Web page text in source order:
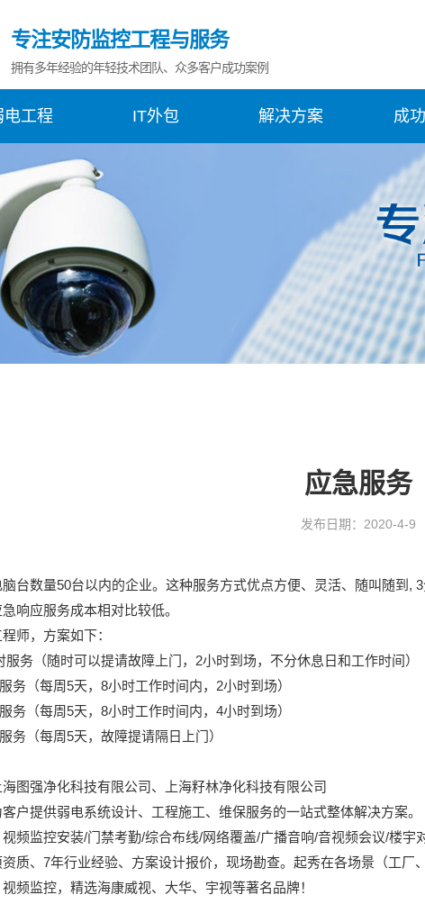
专注安防监控工程与服务
拥有多年经验的年轻技术团队、众多客户成功案例
电工程 IT外包 解决方案 成
应急服务
发布日期：2020-4-9
台数量50台以内的企业。这种服务方式优点方便、灵活、随叫随到
响应服务成本相对比较低。
师，方案如下：
务（随时可以提请故障上门，2小时到场，不分休息日和工作时间）
务（每周5天，8小时工作时间内，2小时到场）
务（每周5天，8小时工作时间内，4小时到场）
务（每周5天，故障提请隔日上门）
图强净化科技有限公司、上海籽林净化科技有限公司
客户提供弱电系统设计、工程施工、维保服务的一站式整体解决方案。
频监控安装/门禁考勤/综合布线/网络覆盖/广播音响/音视频会议/楼宇
质、7年行业经验、方案设计报价，现场勘查。起秀在各场景（工
频监控，精选海康威视、大华、宇视等著名品牌！